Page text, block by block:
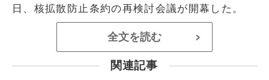
日、核拡散防止条約の再検討会議が開幕した。
全文を読む >
関連記事